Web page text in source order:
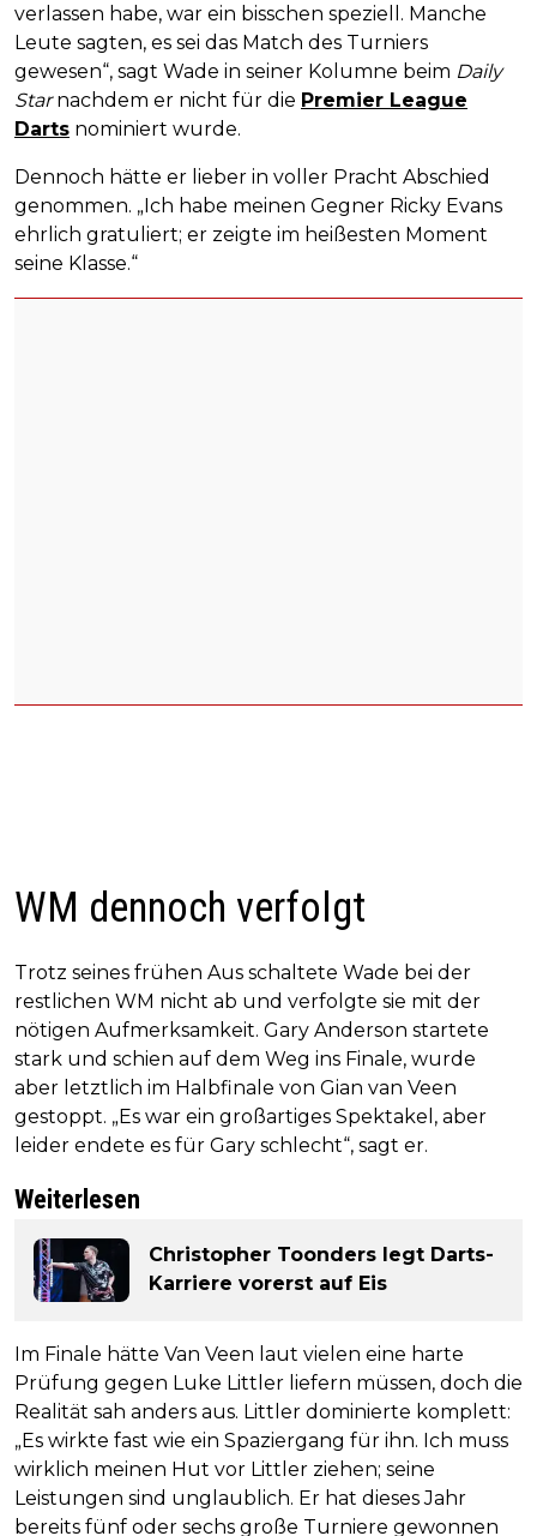
verlassen habe, war ein bisschen speziell. Manche
Leute sagten, es sei das Match des Turniers
gewesen“, sagt Wade in seiner Kolumne beim Daily
Starnachdem er nicht für die Premier League
Darts nominiert wurde.
Dennoch hätte er lieber in voller Pracht Abschied
genommen. „Ich habe meinen Gegner Ricky Evans
ehrlich gratuliert; er zeigte im heißesten Moment
seine Klasse.“
WM dennoch verfolgt
Trotz seines frühen Aus schaltete Wade bei der
restlichen WM nicht ab und verfolgte sie mit der
nötigen Aufmerksamkeit. Gary Anderson startete
stark und schien auf dem Weg ins Finale, wurde
aber letztlich im Halbfinale von Gian van Veen
gestoppt. „Es war ein großartiges Spektakel, aber
leider endete es für Gary schlecht“, sagt er.
Weiterlesen
Christopher Toonders legt Darts-
Karriere vorerst auf Eis
Im Finale hätte Van Veen laut vielen eine harte
Prüfung gegen Luke Littler liefern müssen, doch die
Realität sah anders aus. Littler dominierte komplett:
„Es wirkte fast wie ein Spaziergang für ihn. Ich muss
wirklich meinen Hut vor Littler ziehen; seine
Leistungen sind unglaublich. Er hat dieses Jahr
bereits fünf oder sechs große Turniere gewonnen